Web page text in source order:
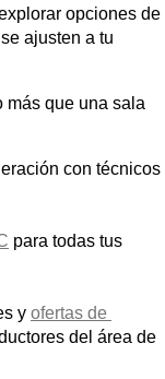
opciones de
ajusten a tu
más que una sala
con técnicos
para todas tus
y ofertas de
del área de